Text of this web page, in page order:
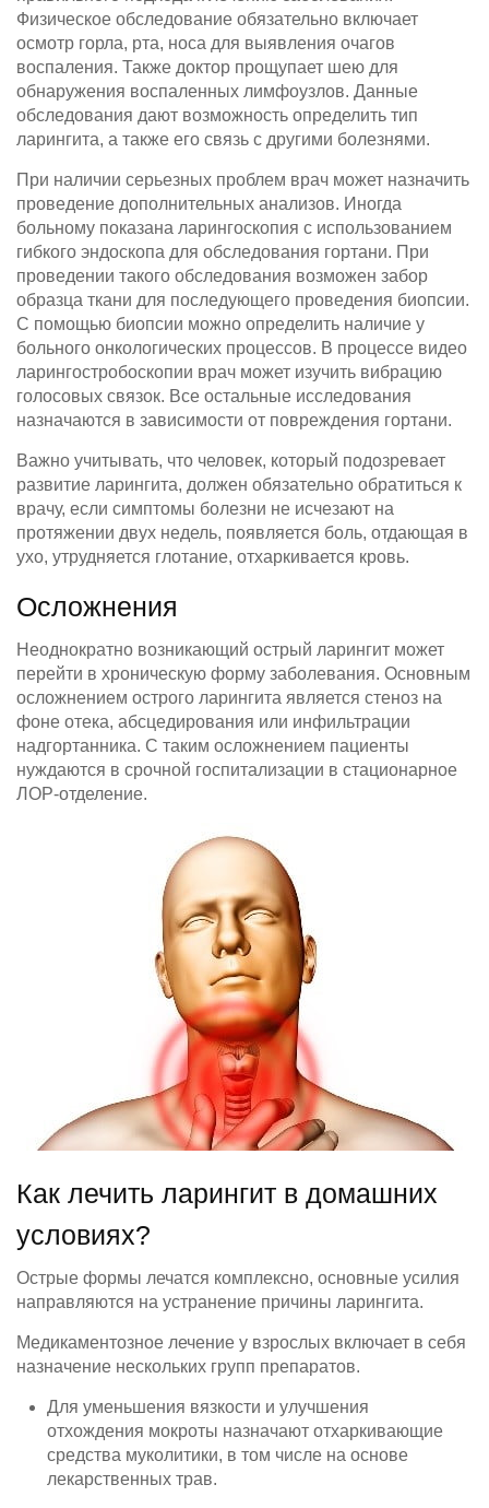
Физическое обследование обязательно включает
осмотр горла, рта, носа для выявления очагов
воспаления. Также доктор прощупает шею для
обнаружения воспаленных лимфоузлов. Данные
обследования дают возможность определить тип
ларингита, а также его связь с другими болезнями.
При наличии серьезных проблем врач может назначить
проведение дополнительных анализов. Иногда
больному показана ларингоскопия с использованием
гибкого эндоскопа для обследования гортани. При
проведении такого обследования возможен забор
образца ткани для последующего проведения биопсии.
С помощью биопсии можно определить наличие у
больного онкологических процессов. В процессе видео
ларингостробоскопии врач может изучить вибрацию
голосовых связок. Все остальные исследования
назначаются в зависимости от повреждения гортани.
Важно учитывать, что человек, который подозревает
развитие ларингита, должен обязательно обратиться к
врачу, если симптомы болезни не исчезают на
протяжении двух недель, появляется боль, отдающая в
ухо, утрудняется глотание, отхаркивается кровь.
Осложнения
Неоднократно возникающий острый ларингит может
перейти в хроническую форму заболевания. Основным
осложнением острого ларингита является стеноз на
фоне отека, абсцедирования или инфильтрации
надгортанника. С таким осложнением пациенты
нуждаются в срочной госпитализации в стационарное
ЛОР-отделение.
Как лечить ларингит в домашних
условиях?
Острые формы лечатся комплексно, основные усилия
направляются на устранение причины ларингита.
Медикаментозное лечение у взрослых включает в себя
назначение нескольких групп препаратов.
Для уменьшения вязкости и улучшения
отхождения мокроты назначают отхаркивающие
средства муколитики, в том числе на основе
лекарственных трав.